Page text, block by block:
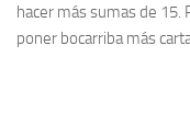
hacer más sumas de 15.
poner bocarriba más